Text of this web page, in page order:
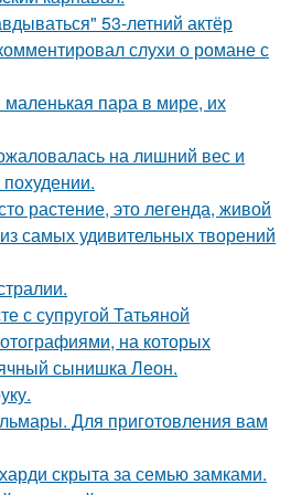
53-летний актёр
слухи о романе с
пара в мире, их
на лишний вес и
похудении.
растение, это легенда, живой
самых удивительных творений
с супругой Татьяной
на которых
сынишка Леон.
Для приготовления вам
скрыта за семью замками.